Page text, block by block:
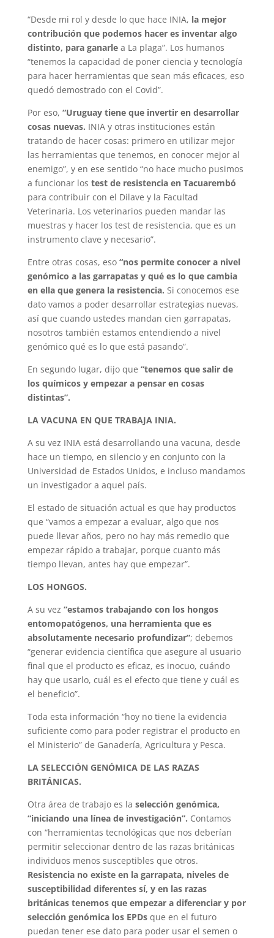
“Desde mi rol y desde lo que hace INIA, la mejor
contribución que podemos hacer es inventar algo
distinto, para ganarlea La plaga”. Los humanos
“tenemos la capacidad de poner ciencia y tecnología
para hacer herramientas que sean más eficaces, eso
quedó demostrado con el Covid”.
Por eso, “Uruguay tiene que invertir en desarrollar
cosas nuevas. INIA y otras instituciones están
tratando de hacer cosas: primero en utilizar mejor
las herramientas que tenemos, en conocer mejor al
enemigo”, y en ese sentido “no hace mucho pusimos
a funcionar los test de resistencia en Tacuarembó
para contribuir con el Dilave y la Facultad
Veterinaria. Los veterinarios pueden mandar las
muestras y hacer los test de resistencia, que es un
instrumento clave y necesario”.
Entre otras cosas, eso “nos permite conocer a nivel
genómico a las garrapatas y qué es lo que cambia
en ella que genera la resistencia. Si conocemos ese
dato vamos a poder desarrollar estrategias nuevas,
así que cuando ustedes mandan cien garrapatas,
nosotros también estamos entendiendo a nivel
genómico qué es lo que está pasando”.
En segundo lugar, dijo que “tenemos que salir de
los químicos y empezar a pensar en cosas
distintas”.
LA VACUNA EN QUE TRABAJA INIA.
A su vez INIA está desarrollando una vacuna, desde
hace un tiempo, en silencio y en conjunto con la
Universidad de Estados Unidos, e incluso mandamos
un investigador a aquel país.
El estado de situación actual es que hay productos
que “vamos a empezar a evaluar, algo que nos
puede llevar años, pero no hay más remedio que
empezar rápido a trabajar, porque cuanto más
tiempo llevan, antes hay que empezar”.
LOS HONGOS.
A su vez “estamos trabajando con los hongos
entomopatógenos, una herramienta que es
absolutamente necesario profundizar”; debemos
“generar evidencia científica que asegure al usuario
final que el producto es eficaz, es inocuo, cuándo
hay que usarlo, cuál es el efecto que tiene y cuál es
el beneficio”.
Toda esta información “hoy no tiene la evidencia
suficiente como para poder registrar el producto en
el Ministerio” de Ganadería, Agricultura y Pesca.
LA SELECCIÓN GENÓMICA DE LAS RAZAS
BRITÁNICAS.
Otra área de trabajo es la selección genómica,
“iniciando una línea de investigación”. Contamos
con “herramientas tecnológicas que nos deberían
permitir seleccionar dentro de las razas británicas
individuos menos susceptibles que otros.
Resistencia no existe en la garrapata, niveles de
susceptibilidad diferentes sí, y en las razas
británicas tenemos que empezar a diferenciar y por
selección genómica los EPDsque en el futuro
puedan tener ese dato para poder usar el semen o